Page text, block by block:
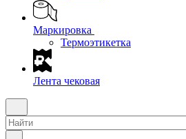
Маркировка
Термоэтикетка
Лента чековая